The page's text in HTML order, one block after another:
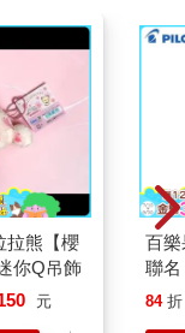
拉熊【櫻
你Q吊飾
元
百
聯
84 折